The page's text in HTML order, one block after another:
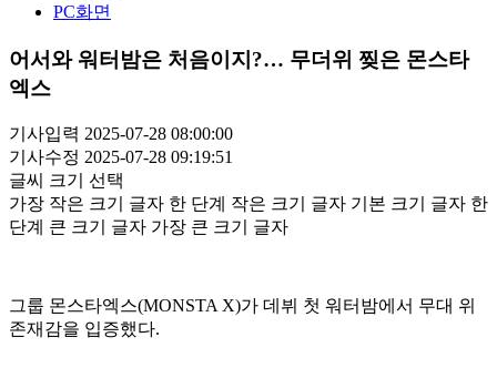
PC화면
어서와 워터밤은 처음이지?… 무더위 찢은 몬스타
엑스
기사입력 2025-07-28 08:00:00
기사수정 2025-07-28 09:19:51
글씨 크기 선택
가장 작은 크기 글자 한 단계 작은 크기 글자 기본 크기 글자 한
단계 큰 크기 글자 가장 큰 크기 글자
그룹 몬스타엑스(MONSTA X)가 데뷔 첫 워터밤에서 무대 위
존재감을 입증했다.